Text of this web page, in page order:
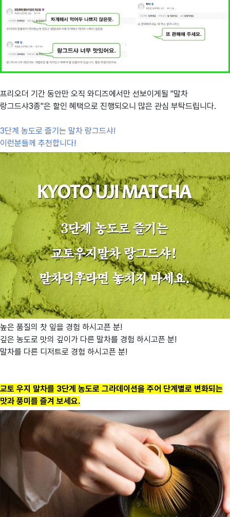
프리오더 기간 동안만 오직 와디즈에서만 선보이게될 "말차
랑그드샤3종"은 할인 혜택으로 진행되오니 많은 관심 부탁드립니다.
3단계 농도로 즐기는 말차 랑그드샤!
이런분들께 추천합니다!
높은 품질의 찻 잎을 경험 하시고픈 분!
깊은 농도로 맛의 깊이가 다른 말차를 경험 하시고픈 분!
말차를 다른 디저트로 경험 하시고픈 분!
교토 우지 말차를 3단계 농도로 그라데이션을 주어 단계별로 변화되는
맛과 풍미를 즐겨 보세요.